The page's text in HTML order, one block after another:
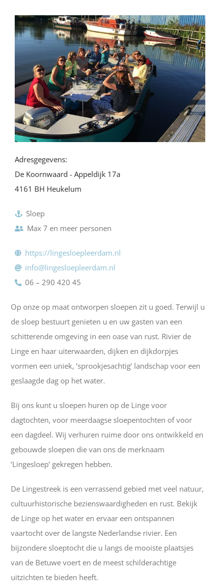
Adresgegevens:
De Koornwaard - Appeldijk 17a
4161 BH Heukelum
Sloep
Max 7 en meer personen
https://lingesloepleerdam.nl
info@lingesloepleerdam.nl
06 – 290 420 45
Op onze op maat ontworpen sloepen zit u goed. Terwijl u
de sloep bestuurt genieten u en uw gasten van een
schitterende omgeving in een oase van rust. Rivier de
Linge en haar uiterwaarden, dijken en dijkdorpjes
vormen een uniek, ‘sprookjesachtig’ landschap voor een
geslaagde dag op het water.
Bij ons kunt u sloepen huren op de Linge voor
dagtochten, voor meerdaagse sloepentochten of voor
een dagdeel. Wij verhuren ruime door ons ontwikkeld en
gebouwde sloepen die van ons de merknaam
‘Lingesloep’ gekregen hebben.
De Lingestreek is een verrassend gebied met veel natuur,
cultuurhistorische bezienswaardigheden en rust. Bekijk
de Linge op het water en ervaar een ontspannen
vaartocht over de langste Nederlandse rivier. Een
bijzondere sloeptocht die u langs de mooiste plaatsjes
van de Betuwe voert en de meest schilderachtige
uitzichten te bieden heeft.